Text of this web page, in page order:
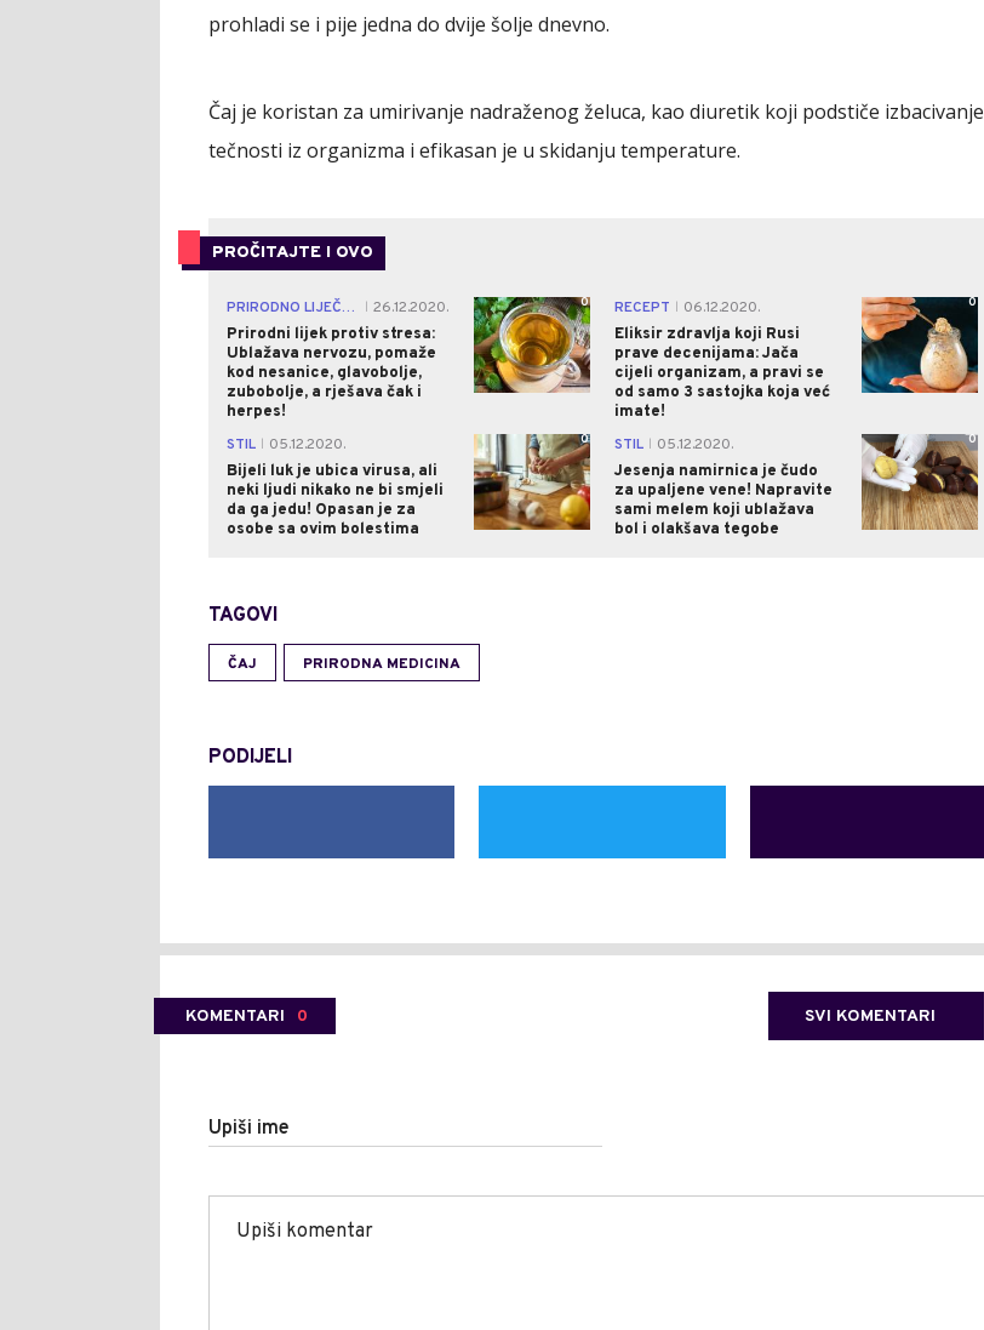
prohladi se i pije jedna do dvije šolje dnevno.
Čaj je koristan za umirivanje nadraženog želuca, kao diuretik koji podstiče izbacivanje
tečnosti iz organizma i efikasan je u skidanju temperature.
PROČITAJTE I OVO
PRIRODNO LIJEČENJE
26.12.2020.
Prirodni lijek protiv stresa:
Ublažava nervozu, pomaže
kod nesanice, glavobolje,
zubobolje, a rješava čak i
herpes!
0 RECEPT
06.12.2020.
Eliksir zdravlja koji Rusi
prave decenijama: Jača
cijeli organizam, a pravi se
od samo 3 sastojka koja već
imate!
0
STIL
05.12.2020.
Bijeli luk je ubica virusa, ali
neki ljudi nikako ne bi smjeli
da ga jedu! Opasan je za
osobe sa ovim bolestima
0 STIL
05.12.2020.
Jesenja namirnica je čudo
za upaljene vene! Napravite
sami melem koji ublažava
bol i olakšava tegobe
0
TAGOVI
ČAJ PRIRODNA MEDICINA
PODIJELI
KOMENTARI 0 SVI KOMENTARI
Upiši ime